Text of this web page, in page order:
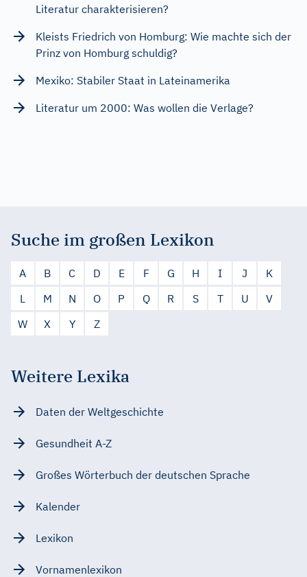
Literatur charakterisieren?
Kleists Friedrich von Homburg: Wie machte sich der
Prinz von Homburg schuldig?
Mexiko: Stabiler Staat in Lateinamerika
Literatur um 2000: Was wollen die Verlage?
Suche im großen Lexikon
A B C D E F G H I J
K
L
M N O P Q R S T U
V
W
X Y Z
Weitere Lexika
Daten der Weltgeschichte
Gesundheit A-Z
Großes Wörterbuch der deutschen Sprache
Kalender
Lexikon
Vornamenlexikon